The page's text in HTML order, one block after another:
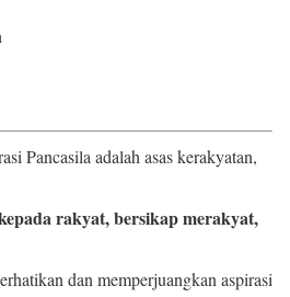
Pancasila adalah asas kerakyatan,
rakyat, bersikap merakyat,
dan memperjuangkan aspirasi